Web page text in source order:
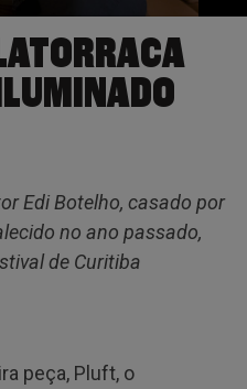
Edi Botelho, casado por
no ano passado,
de Curitiba
peça, Pluft, o